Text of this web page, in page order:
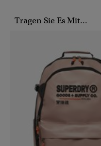
Tragen Sie Es Mit...